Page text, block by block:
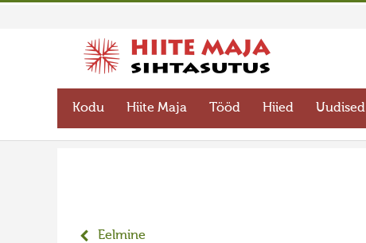
Kodu Hiite Maja Tööd Hiied Uudised
Eelmine